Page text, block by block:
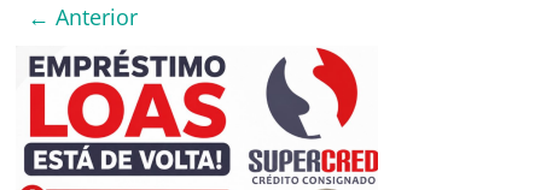
← Anterior